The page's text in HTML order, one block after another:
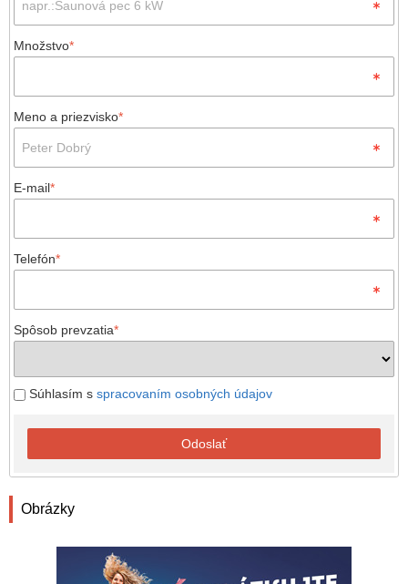
Množstvo*
Meno a priezvisko*
E-mail*
Telefón*
Spôsob prevzatia*
Súhlasím s spracovaním osobných údajov
Odoslať
Obrázky